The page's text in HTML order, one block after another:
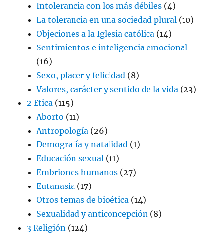
Intolerancia con los más débiles (4)
La tolerancia en una sociedad plural (10)
Objeciones a la Iglesia católica (14)
Sentimientos e inteligencia emocional
(16)
Sexo, placer y felicidad (8)
Valores, carácter y sentido de la vida (23)
2 Etica (115)
Aborto (11)
Antropología (26)
Demografía y natalidad (1)
Educación sexual (11)
Embriones humanos (27)
Eutanasia (17)
Otros temas de bioética (14)
Sexualidad y anticoncepción (8)
3 Religión (124)